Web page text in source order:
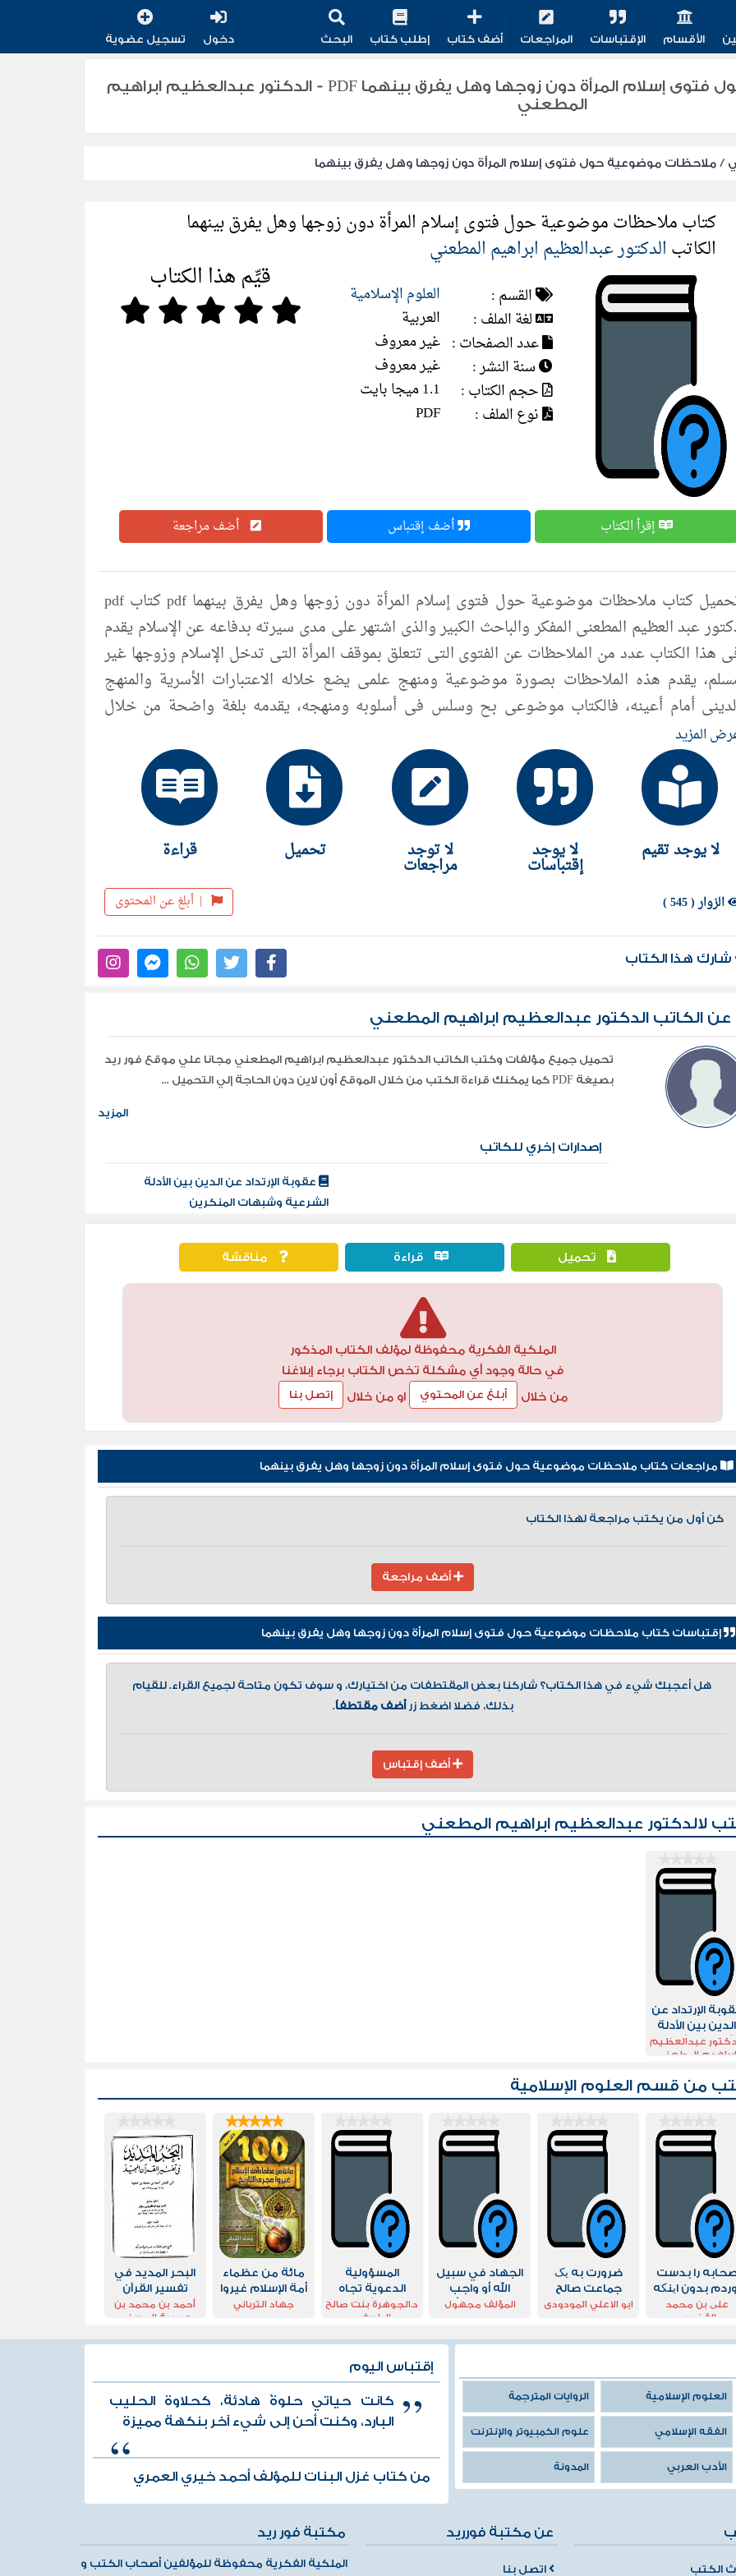
الأقسام الإقتباسات المراجعات أضف كتاب إطلب كتاب البحث دخول تسجيل عضوية
تحميل كتاب ملاحظات موضوعية حول فتوى إسلام المرأة دون زوجها وهل يفرق بينهما PDF - الدكتور عبدالعظيم ابراهيم
المطعني
/ملاحظات موضوعية حول فتوى إسلام المرأة دون زوجها وهل يفرق بينهما
كتاب ملاحظات موضوعية حول فتوى إسلام المرأة دون زوجها وهل يفرق بينهما
الكاتب الدكتور عبدالعظيم ابراهيم المطعني
القسم :
العلوم الإسلامية
لغة الملف :
العربية
عدد الصفحات : غير معروف
سنة النشر :
غير معروف
حجم الكتاب :
1.1 ميجا بايت
نوع الملف :
PDF
قيِّم هذا الكتاب
إقرأ الكتاب أضف إقتباس أضف مراجعة
تحميل كتاب ملاحظات موضوعية حول فتوى إسلام المرأة دون زوجها وهل يفرق بينهما pdf كتاب pdf
عبد العظيم المطعنى المفكر والباحث الكبير والذى اشتهر على مدى سيرته بدفاعه عن الإسلام يقدم
هذا الكتاب عدد من الملاحظات عن الفتوى التى تتعلق بموقف المرأة التى تدخل الإسلام وزوجها غير
يقدم هذه الملاحظات بصورة موضوعية ومنهج علمى يضع خلاله الاعتبارات الأسرية والمنهج
أمام أعينه، فالكتاب موضوعى بح وسلس فى أسلوبه ومنهجه، يقدمه بلغة واضحة من خلال
المختلفة ليسهل على القارىء تناوله، الكتاب يُعد إضافة كبيرة لذهن القارىء العربى وثقافته، نتمنى
قراءة ممتعة من خلاله. .
المزيد
لا يوجد تقيم لا يوجد
إقتباسات
لا توجد
مراجعات
تحميل قراءة
| أبلغ عن المحتوى الزوار ( 545 )
شارك هذا الكتاب
عن الكاتب الدكتور عبدالعظيم ابراهيم المطعني
تحميل جميع مؤلفات وكتب الكاتب الدكتور عبدالعظيم ابراهيم المطعني مجانا علي موقع فور ريد
بصيغة PDF كما يمكنك قراءة الكتب من خلال الموقع أون لاين دون الحاجة إلي التحميل ...
المزيد
إصدارات إخري للكاتب
عقوبة الإرتداد عن الدين بين الأدلة
الشرعية وشبهات المنكرين
تحميل قراءة مناقشة
الملكية الفكرية محفوظة لمؤلف الكتاب المذكور
في حالة وجود أي مشكلة تخص الكتاب برجاء إبلاغنا
من خلال
أبلغ عن المحتوي او من خلال إتصل بنا
مراجعات كتاب ملاحظات موضوعية حول فتوى إسلام المرأة دون زوجها وهل يفرق بينهما
كن أول من يكتب مراجعة لهذا الكتاب
أضف مراجعة
إقتباسات كتاب ملاحظات موضوعية حول فتوى إسلام المرأة دون زوجها وهل يفرق بينهما
هل أعجبك شيء في هذا الكتاب؟ شاركنا بعض المقتطفات من اختيارك، و سوف تكون متاحة لجميع القراء. للقيام
بذلك، فضلا اضغط زرأضف مقتطفاً.
أضف إقتباس
لالدكتور عبدالعظيم ابراهيم المطعني
الإرتداد عن
الدين بين الأدلة
وشبهات
المنكرين
عبدالعظيم
ابراهيم المطعني
من قسم العلوم الإسلامية
را بدست
بدون اینکه
بیت را از دست
بدهم
علی بن محمد
القضیبى
ضرورت به یک
جماعت صالح
ابو الاعلي المودودى
الجهاد في سبيل
الله أو واجب
المسلمين أو
المؤلف مجهول
المسؤولية
الدعوية تجاه
حماية الشباب من
الفتن في العصر
د.الجوهرة بنت صالح
الطريفي
مائة من عظماء
أمة الإسلام غيروا
مجرى التاريخ
جهاد الترباني
البحر المديد في
تفسير القرآن
المجيد - الجزء
الرابع
أحمد بن محمد بن
عجيبة الحسني
العلوم الإسلامية الروايات المترجمة
الفقه الإسلامي علوم الكمبيوتر والإنترنت
الأدب العربي المدونة
إقتباس اليوم
كانت حياتي حلوةً هادئة، كحلاوة الحليب
البارد، وكنت أحن إلى شيء آخر بنكهة مميزة
من كتاب غزل البنات للمؤلف أحمد خيري العمري
مكتبة فور ريد
الملكية الفكرية محفوظة للمؤلفين أصحاب الكتب و
عن مكتبة فورريد
اتصل بنا الكتب